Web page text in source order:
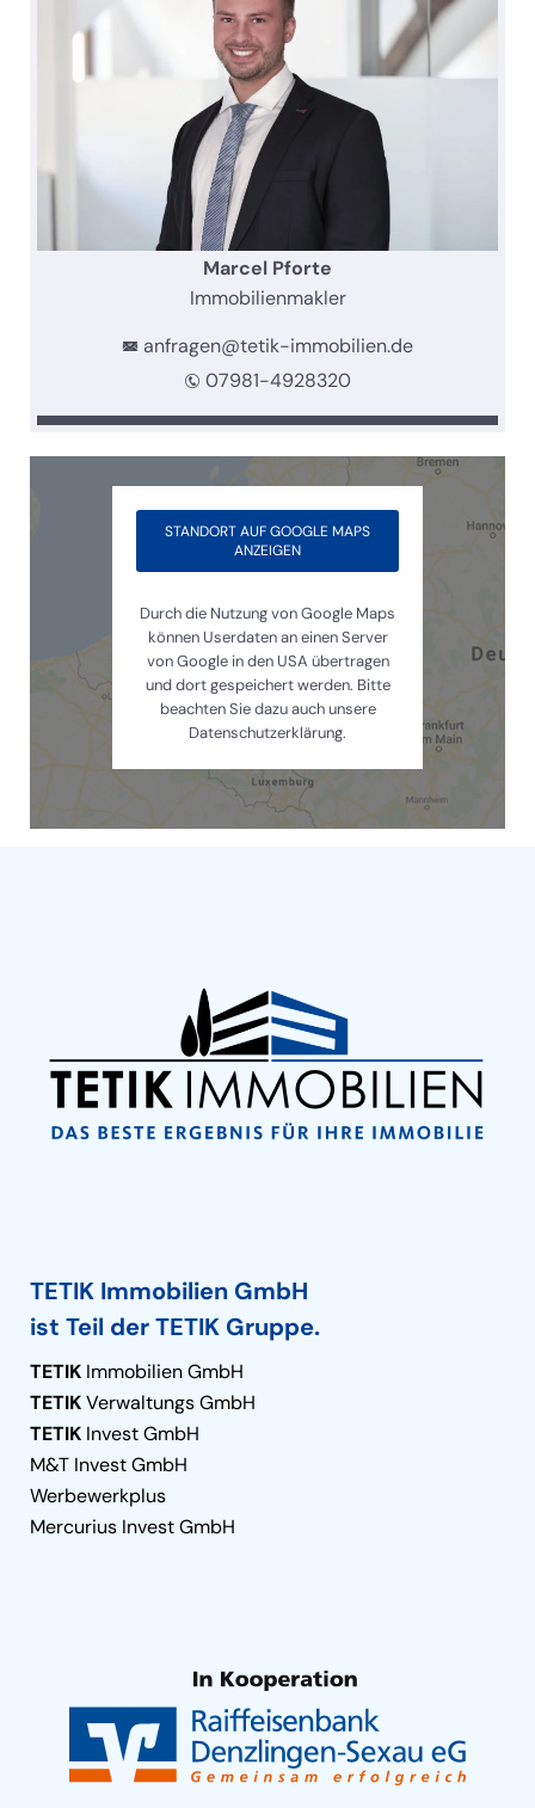
Marcel Pforte
Immobilienmakler
anfragen@tetik-immobilien.de
07981-4928320
STANDORT AUF GOOGLE MAPS
ANZEIGEN
Durch die Nutzung von Google Maps
können Userdaten an einen Server
von Google in den USA übertragen
und dort gespeichert werden. Bitte
beachten Sie dazu auch unsere
Datenschutzerklärung.
TETIK Immobilien GmbH
ist Teil der TETIK Gruppe.
TETIK Immobilien GmbH
TETIKVerwaltungs GmbH
TETIK Invest GmbH
M&T Invest GmbH
Werbewerkplus
Mercurius Invest GmbH